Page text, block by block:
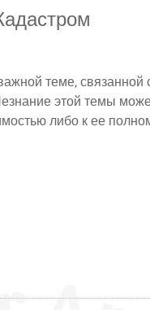
теме, связанной
этой темы
либо к ее